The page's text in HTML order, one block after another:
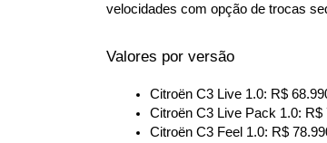
velocidades com opção de trocas
Valores por versão
Citroën C3 Live 1.0: R$
Citroën C3 Live Pack 1.0: R$
Citroën C3 Feel 1.0: R$